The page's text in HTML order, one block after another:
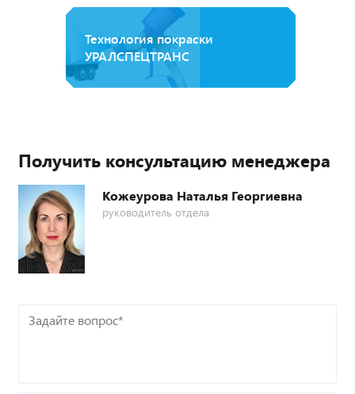
Технология покраски
УРАЛСПЕЦТРАНС
Получить консультацию менеджера
Кожеурова Наталья Георгиевна
руководитель отдела
Задайте
вопрос*